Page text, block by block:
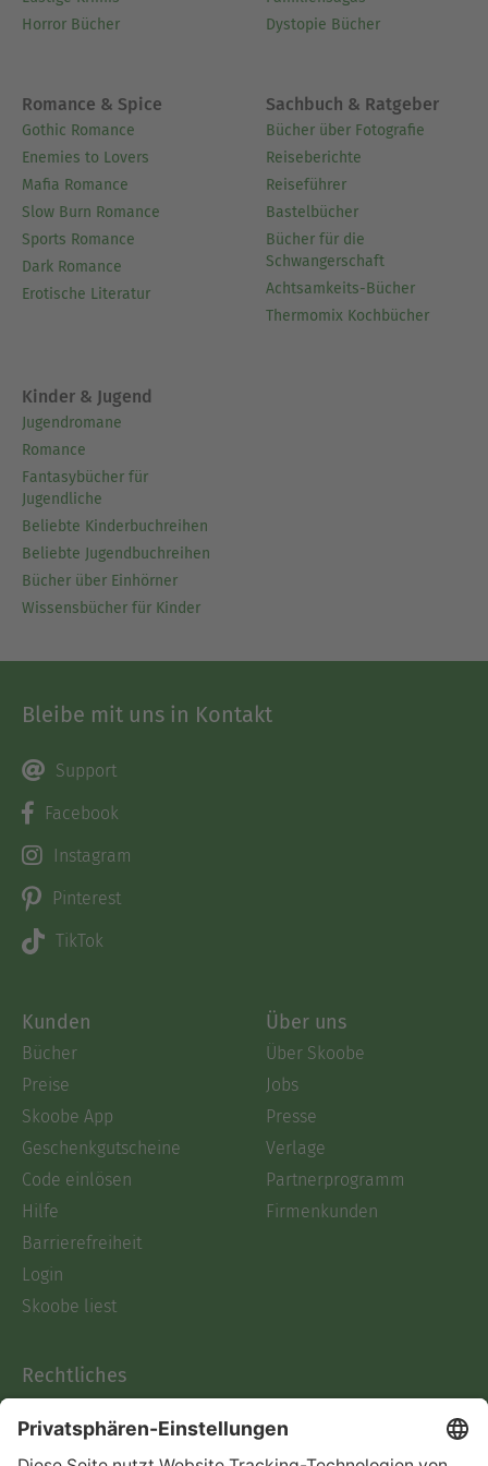
Horror Bücher
Dystopie Bücher
Romance & Spice
Gothic Romance
Enemies to Lovers
Mafia Romance
Slow Burn Romance
Sports Romance
Dark Romance
Erotische Literatur
Sachbuch & Ratgeber
Bücher über Fotografie
Reiseberichte
Reiseführer
Bastelbücher
Bücher für die
Schwangerschaft
Achtsamkeits-Bücher
Thermomix Kochbücher
Kinder & Jugend
Jugendromane
Romance
Fantasybücher für
Jugendliche
Beliebte Kinderbuchreihen
Beliebte Jugendbuchreihen
Bücher über Einhörner
Wissensbücher für Kinder
Bleibe mit uns in Kontakt
Support
Facebook
Instagram
Pinterest
TikTok
Kunden
Bücher
Preise
Skoobe App
Geschenkgutscheine
Code einlösen
Hilfe
Barrierefreiheit
Login
Skoobe liest
Über uns
Über Skoobe
Jobs
Presse
Verlage
Partnerprogramm
Firmenkunden
Rechtliches
AGB